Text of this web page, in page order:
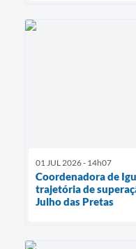
01 JUL 2026 - 14h07
Coordenadora de
trajetória de
Julho das Pretas